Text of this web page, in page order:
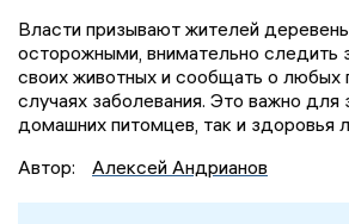
Власти призывают жителей
осторожными, внимательно следить
своих животных и сообщать о любых
случаях заболевания. Это важно для
домашних питомцев, так и здоровья
Автор:
Алексей Андрианов